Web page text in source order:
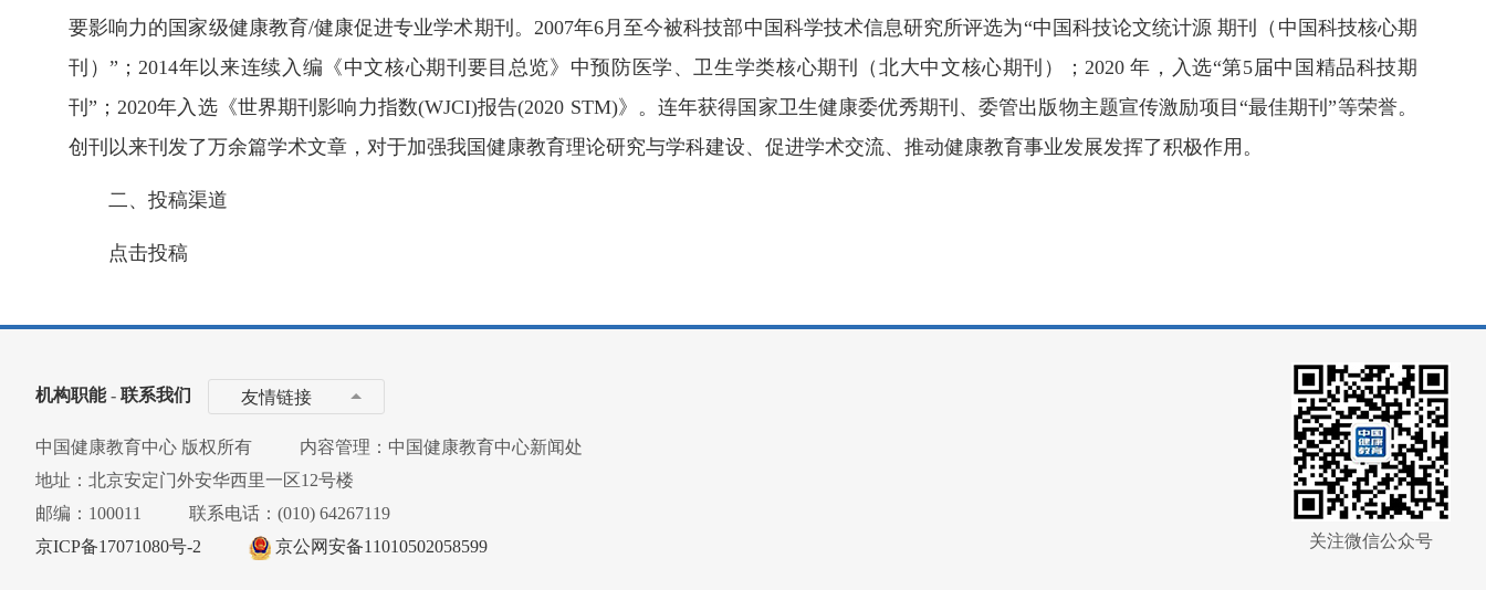
要影响力的国家级健康教育/健康促进专业学术期刊。2007年6月至今被科技部中国科学技术信息研究所评选为“中国科技论文统计源 期刊（中国科技核心期
刊）”；2014年以来连续入编《中文核心期刊要目总览》中预防医学、卫生学类核心期刊（北大中文核心期刊）；2020 年，入选“第5届中国精品科技期
刊”；2020年入选《世界期刊影响力指数(WJCI)报告(2020 STM)》。连年获得国家卫生健康委优秀期刊、委管出版物主题宣传激励项目“最佳期刊”等荣誉。
创刊以来刊发了万余篇学术文章，对于加强我国健康教育理论研究与学科建设、促进学术交流、推动健康教育事业发展发挥了积极作用。
二、投稿渠道
点击投稿
机构职能- 联系我们 友情链接
中国健康教育中心 版权所有
内容管理：中国健康教育中心新闻处
地址：北京安定门外安华西里一区12号楼
邮编：100011
联系电话：(010) 64267119
京ICP备17071080号-2
京公网安备11010502058599 关注微信公众号